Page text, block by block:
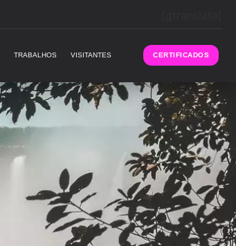
TRABALHOS VISITANTES CERTIFICADOS